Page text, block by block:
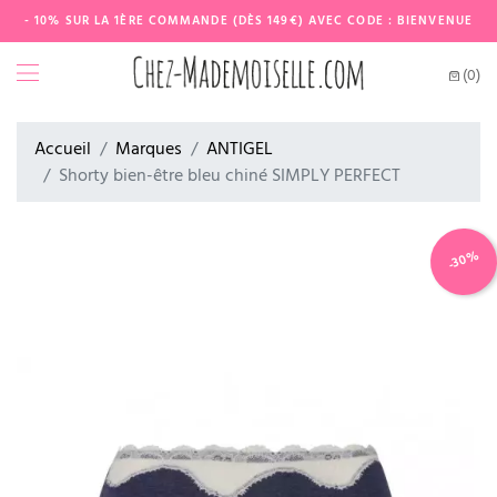
- 10% SUR LA 1ÈRE COMMANDE (DÈS 149€) AVEC CODE : BIENVENUE
(0)
Accueil Marques
ANTIGEL
Shorty bien-être bleu chiné SIMPLY PERFECT
-30%